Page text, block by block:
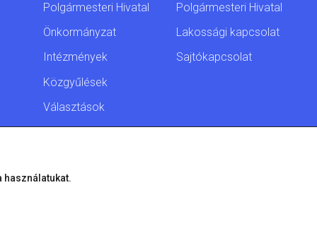
Polgármesteri Hivatal
Önkormányzat
Intézmények
Közgyűlések
Választások
Akadálymentesítési
Polgármesteri Hivatal
Lakossági kapcsolat
Sajtókapcsolat